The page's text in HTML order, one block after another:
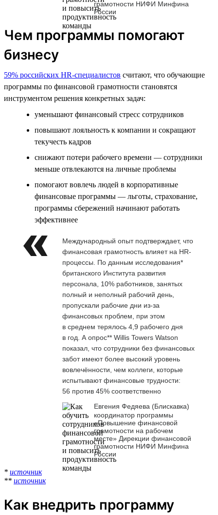
грамотности НИФИ Минфина
России
Чем программы помогают
бизнесу
59% российских HR-специалистов считают, что обучающие
программы по финансовой грамотности становятся
инструментом решения конкретных задач:
уменьшают финансовый стресс сотрудников
повышают лояльность к компании и сокращают
текучесть кадров
снижают потери рабочего времени — сотрудники
меньше отвлекаются на личные проблемы
помогают вовлечь людей в корпоративные
финансовые программы — льготы, страхование,
программы сбережений начинают работать
эффективнее
Международный опыт подтверждает, что
финансовая грамотность влияет на HR-
процессы. По данным исследования*
британского Института развития
персонала, 10% работников, занятых
полный и неполный рабочий день,
пропускали рабочие дни из-за
финансовых проблем, при этом
в среднем терялось 4,9 рабочего дня
в год. А опрос** Willis Towers Watson
показал, что сотрудники без финансовых
забот имеют более высокий уровень
вовлечённости, чем коллеги, которые
испытывают финансовые трудности:
56 против 45% соответственно
Евгения Федяева (Блискавка)
координатор программы
«Повышение финансовой
грамотности на рабочем
месте» Дирекции финансовой
грамотности НИФИ Минфина
России
* источник
** источник
Как внедрить программу